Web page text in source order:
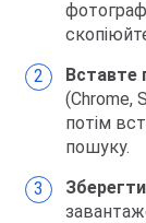
Вставте
(Chrome,
потім
пошуку.